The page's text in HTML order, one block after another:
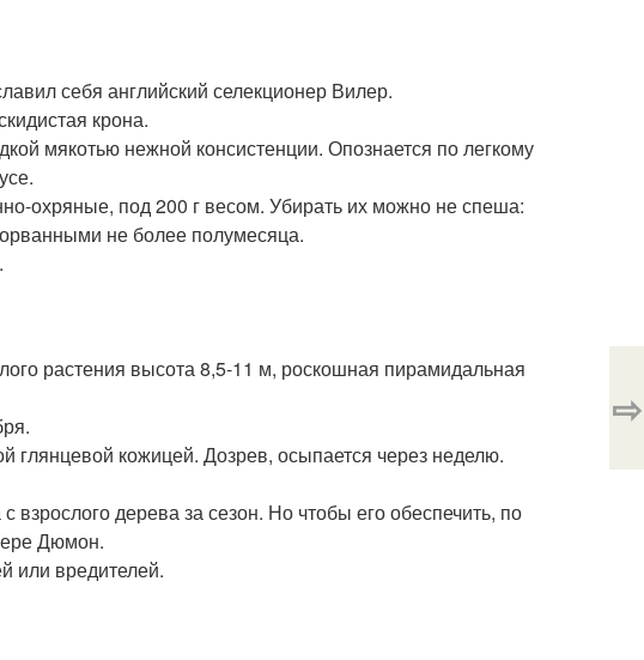
себя английский селекционер Вилер.
крона.
мякотью нежной консистенции. Опознается по легкому
охряные, под 200 г весом. Убирать их можно не спеша:
не более полумесяца.
растения высота 8,5-11 м, роскошная пирамидальная
глянцевой кожицей. Дозрев, осыпается через неделю.
дерева за сезон. Но чтобы его обеспечить, по
Дюмон.
или вредителей.
⇨